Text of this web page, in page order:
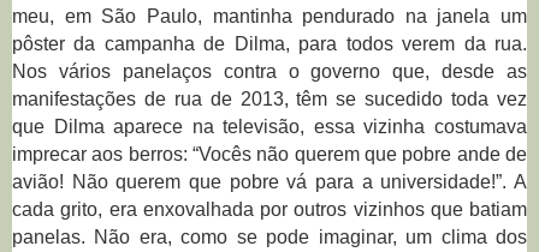
meu, em São Paulo, mantinha pendurado na janela um
pôster da campanha de Dilma, para todos verem da rua.
Nos vários panelaços contra o governo que, desde as
manifestações de rua de 2013, têm se sucedido toda vez
que Dilma aparece na televisão, essa vizinha costumava
imprecar aos berros: “Vocês não querem que pobre ande de
avião! Não querem que pobre vá para a universidade!”. A
cada grito, era enxovalhada por outros vizinhos que batiam
panelas. Não era, como se pode imaginar, um clima dos